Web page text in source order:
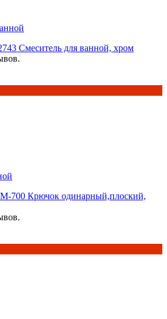
Смеситель для ванной, хром
700 Крючок одинарный,плоский,